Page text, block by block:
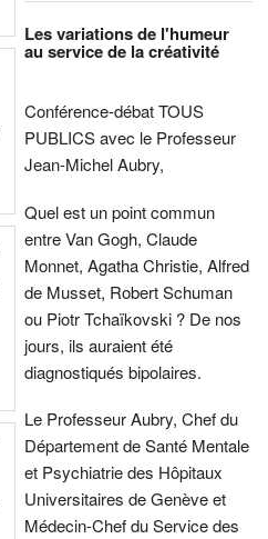
Les variations de l'humeur
au service de la créativité
Conférence-débat TOUS
PUBLICS avec le Professeur
Jean-Michel Aubry,
Quel est un point commun
entre Van Gogh, Claude
Monnet, Agatha Christie, Alfred
de Musset, Robert Schuman
ou Piotr Tchaïkovski ? De nos
jours, ils auraient été
diagnostiqués bipolaires.
Le Professeur Aubry, Chef du
Département de Santé Mentale
et Psychiatrie des Hôpitaux
Universitaires de Genève et
Médecin-Chef du Service des